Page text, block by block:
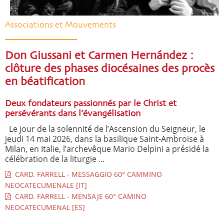
Associations et Mouvements
Don Giussani et Carmen Hernández :
clôture des phases diocésaines des procès
en béatification
Deux fondateurs passionnés par le Christ et
persévérants dans l’évangélisation
Le jour de la solennité de l’Ascension du Seigneur, le
jeudi 14 mai 2026, dans la basilique Saint-Ambroise à
Milan, en Italie, l’archevêque Mario Delpini a présidé la
célébration de la liturgie ...
CARD. FARRELL - MESSAGGIO 60° CAMMINO
NEOCATECUMENALE [IT]
CARD. FARRELL - MENSAJE 60° CAMINO
NEOCATECUMENAL [ES]